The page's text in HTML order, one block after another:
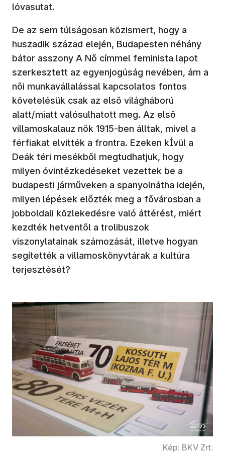
lóvasutat.
De az sem túlságosan közismert, hogy a
huszadik század elején, Budapesten néhány
bátor asszony A Nő címmel feminista lapot
szerkesztett az egyenjogúság nevében, ám a
női munkavállalással kapcsolatos fontos
követelésük csak az első világháború
alatt/miatt valósulhatott meg. Az első
villamoskalauz nők 1915-ben álltak, mivel a
férfiakat elvitték a frontra. Ezeken kÍvül a
Deák téri mesékből megtudhatjuk, hogy
milyen óvintézkedéseket vezettek be a
budapesti járműveken a spanyolnátha idején,
milyen lépések előzték meg a fővárosban a
jobboldali közlekedésre való áttérést, miért
kezdték hetventől a trolibuszok
viszonylatainak számozását, illetve hogyan
segítették a villamoskönyvtárak a kultúra
terjesztését?
Kép: BKV Zrt.